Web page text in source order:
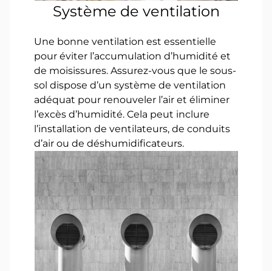
Système de ventilation
Une bonne ventilation est essentielle
pour éviter l’accumulation d’humidité et
de moisissures. Assurez-vous que le sous-
sol dispose d’un système de ventilation
adéquat pour renouveler l’air et éliminer
l’excès d’humidité. Cela peut inclure
l’installation de ventilateurs, de conduits
d’air ou de déshumidificateurs.